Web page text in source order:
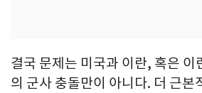
결국 문제는 미국과 이란, 혹은 이
의 군사 충돌만이 아니다. 더 근본